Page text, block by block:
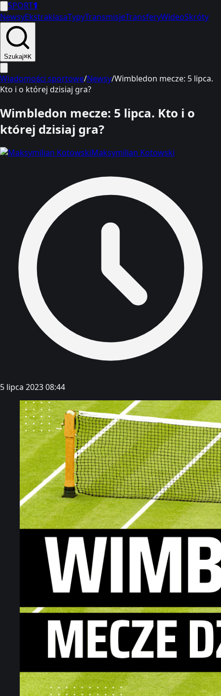
SPORT1
NewsyEkstraklasaTypyTransmisjeTransferyWideoSkróty
Szukaj⌘K
Wiadomości sportowe/Newsy/Wimbledon mecze: 5 lipca.
Kto i o której dzisiaj gra?
Wimbledon mecze: 5 lipca. Kto i o
której dzisiaj gra?
Maksymilian Kotowski
5 lipca 2023 08:44